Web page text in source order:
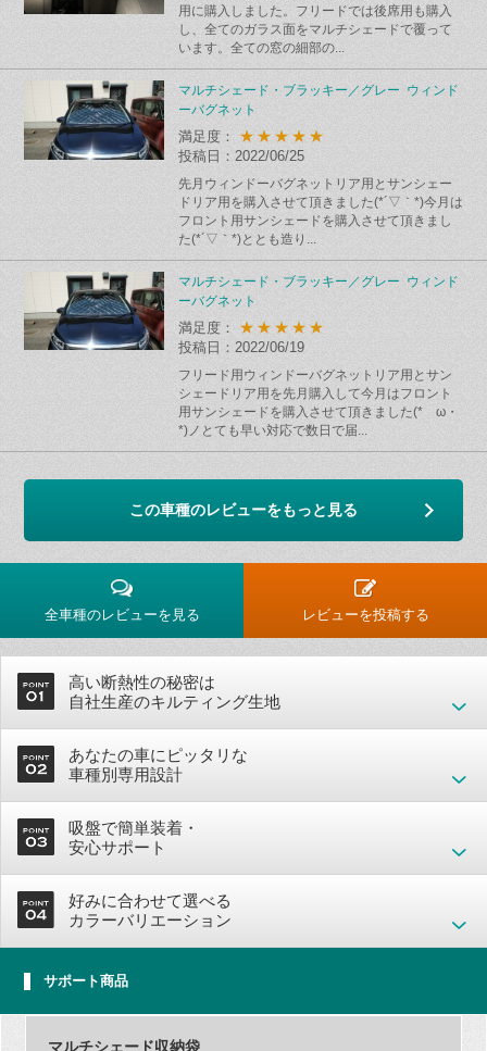
用に購入しました。フリードでは後席用も購入
し、全てのガラス面をマルチシェードで覆って
います。全ての窓の細部の...
マルチシェード・ブラッキー／グレー ウィンド
ーバグネット
満足度： ★★★★★
投稿日：2022/06/25
先月ウィンドーバグネットリア用とサンシェー
ドリア用を購入させて頂きました(*´▽｀*)今月は
フロント用サンシェードを購入させて頂きまし
た(*´▽｀*)ととも造り...
マルチシェード・ブラッキー／グレー ウィンド
ーバグネット
満足度： ★★★★★
投稿日：2022/06/19
フリード用ウィンドーバグネットリア用とサン
シェードリア用を先月購入して今月はフロント
用サンシェードを購入させて頂きました(*ゝω・
*)ノとても早い対応で数日で届...
この車種のレビューをもっと見る
全車種のレビューを見る レビューを投稿する
高い断熱性の秘密は
自社生産のキルティング生地
あなたの車にピッタリな
車種別専用設計
吸盤で簡単装着・
安心サポート
好みに合わせて選べる
カラーバリエーション
サポート商品
マルチシェード収納袋